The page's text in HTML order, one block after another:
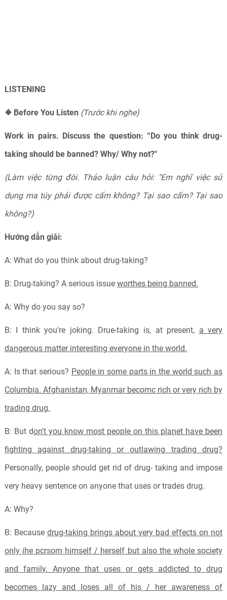
LISTENING
❖ Before You Listen (Trước khi nghe)
Work in pairs. Discuss the question: “Do you think drug-
taking should be banned? Why/ Why not?"
(Làm việc từng đôi. Thảo luận câu hỏi: "Em nghĩ việc sử
dụng ma túy phải được cấm không? Tại sao cấm? Tại sao
không?)
Hướng dẫn giải:
A: What do you think about drug-taking?
B: Drug-taking? A serious issue worthes being banned.
A: Why do you say so?
B: I think you're joking. Drue-taking is, at present, a very
dangerous matter interesting everyone in the world.
A: Is that serious? People in some parts in the world such as
Columbia. Afghanistan, Myanmar becomc rich or very rich by
trading drug.
B: But don’t you know most people on this planet have been
fighting against drug-taking or outlawing trading drug?
Personally, people should get rid of drug- taking and impose
very heavy sentence on anyone that uses or trades drug.
A: Why?
B: Because drug-taking brings about very bad effects on not
only ihe pcrsom himself / herself but also the whole society
and family. Anyone that uses or gets addicted to drug
becomes lazy and loses all of his / her awareness of